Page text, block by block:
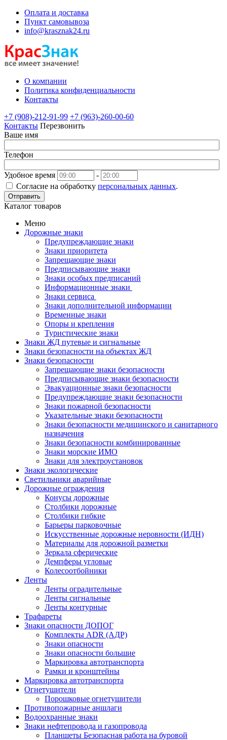
Оплата и доставка
Пункт самовывоза
info@krasznak24.ru
О компании
Политика конфиденциальности
Контакты
+7 (908)-212-91-99 +7 (963)-260-00-60
Контакты Перезвонить
Ваше имя
Телефон
Удобное время
-
Согласие на обработку персональных данных.
Отправить
Каталог товаров
Меню
Дорожные знаки
Предупреждающие знаки
Знаки приоритета
Запрещающие знаки
Предписывающие знаки
Знаки особых предписаний
Информационные знаки
Знаки сервиса
Знаки дополнительной информации
Временные знаки
Опоры и крепления
Туристические знаки
Знаки ЖД путевые и сигнальные
Знаки безопасности на объектах ЖД
Знаки безопасности
Запрещающие знаки безопасности
Предписывающие знаки безопасности
Эвакуационные знаки безопасности
Предупреждающие знаки безопасности
Знаки пожарной безопасности
Указательные знаки безопасности
Знаки безопасности медицинского и санитарного
назначения
Знаки безопасности комбинированные
Знаки морские ИМО
Знаки для электроустановок
Знаки экологические
Светильники аварийные
Дорожные ограждения
Конусы дорожные
Столбики дорожные
Столбики гибкие
Барьеры парковочные
Искусственные дорожные неровности (ИДН)
Материалы для дорожной разметки
Зеркала сферические
Демпферы угловые
Колесоотбойники
Ленты
Ленты оградительные
Ленты сигнальные
Ленты контурные
Трафареты
Знаки опасности ДОПОГ
Комплекты ADR (АДР)
Знаки опасности
Знаки опасности большие
Маркировка автотранспорта
Рамки и кронштейны
Маркировка автотранспорта
Огнетушители
Порошковые огнетушители
Противопожарные аншлаги
Водоохранные знаки
Знаки нефтепровода и газопровода
Планшеты Безопасная работа на буровой